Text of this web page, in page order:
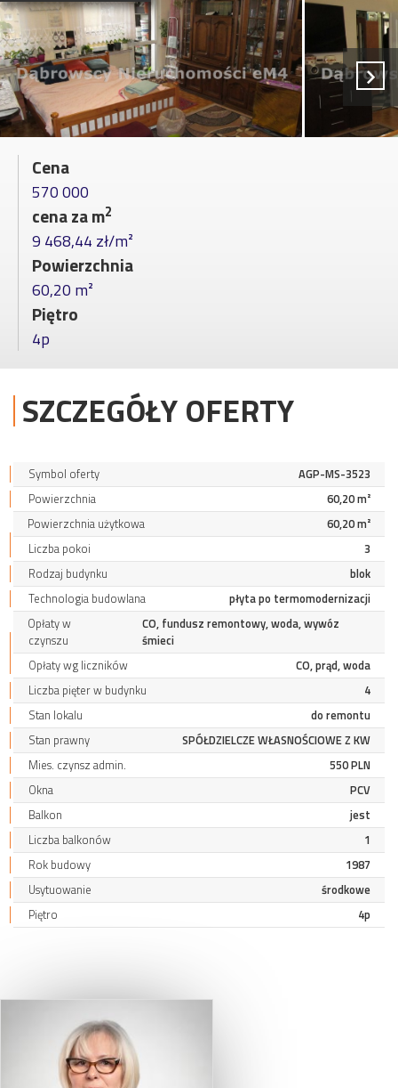
Cena
570 000
cena za m2
9 468,44 zł/m²
Powierzchnia
60,20 m²
Piętro
4p
SZCZEGÓŁY OFERTY
Symbol oferty
AGP-MS-3523
Powierzchnia
60,20 m²
Powierzchnia użytkowa
60,20 m²
Liczba pokoi
3
Rodzaj budynku
blok
Technologia budowlana
płyta po termomodernizacji
Opłaty w
czynszu
CO, fundusz remontowy, woda, wywóz
śmieci
Opłaty wg liczników
CO, prąd, woda
Liczba pięter w budynku
4
Stan lokalu
do remontu
Stan prawny
SPÓŁDZIELCZE WŁASNOŚCIOWE Z KW
Mies. czynsz admin.
550 PLN
Okna
PCV
Balkon
jest
Liczba balkonów
1
Rok budowy
1987
Usytuowanie
środkowe
Piętro
4p